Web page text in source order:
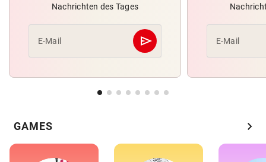
Nachrichten des Tages
E-Mail send
Abschicken E-Mail
GAMES chevron_right